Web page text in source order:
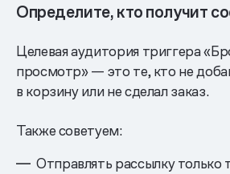
Определите, кто получит
Целевая аудитория триггера
просмотр» — это те, кто не
в корзину или не сделал заказ.
Также советуем:
Отправлять рассылку только